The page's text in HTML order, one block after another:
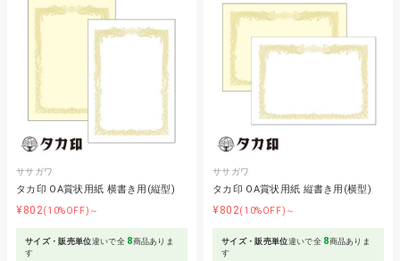
ササガワ
タカ印 OA賞状用紙 横書き用(縦型)
¥802(10%OFF)～
サイズ・販売単位違いで全 8商品ありま
す
ササガワ
タカ印 OA賞状用紙 縦書き用(横型)
¥802(10%OFF)～
サイズ・販売単位違いで全 8商品ありま
す